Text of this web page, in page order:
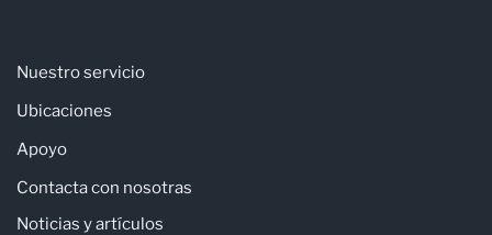
Nuestro servicio
Ubicaciones
Apoyo
Contacta con nosotras
Noticias y artículos